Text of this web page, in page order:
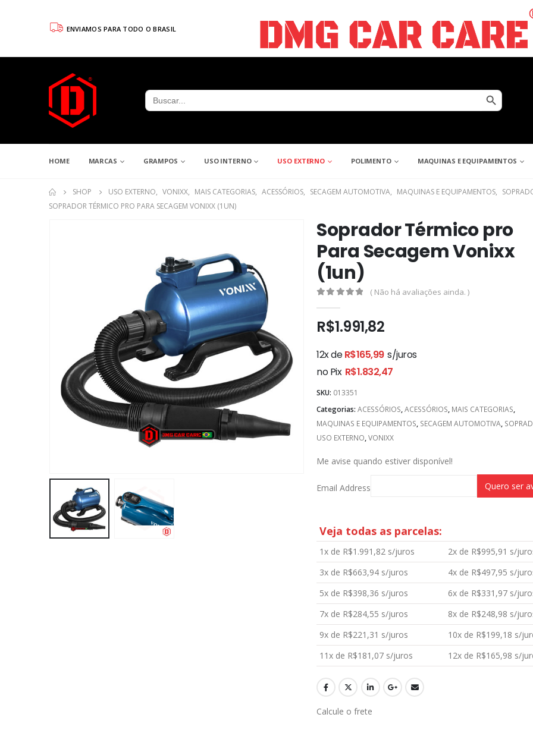
ENVIAMOS PARA TODO O BRASIL
Search
for:
Search Button
HOME MARCAS GRAMPOS USO INTERNO USO EXTERNO POLIMENTO MAQUINAS E EQUIPAMENTOS
SHOP USO EXTERNO, VONIXX, MAIS CATEGORIAS, ACESSÓRIOS, SECAGEM AUTOMOTIVA, MAQUINAS E EQUIPAMENTOS,
SOPRADOR TÉRMICO PRO PARA SECAGEM VONIXX (1UN)
Soprador Térmico pro
Para Secagem Vonixx
(1un)
( Não há avaliações ainda. )
R$1.991,82
12x deR$165,99 s/juros
no Pix R$1.832,47
SKU: 013351
Categorias: ACESSÓRIOS,ACESSÓRIOS, MAIS CATEGORIAS,
MAQUINAS E EQUIPAMENTOS, SECAGEM AUTOMOTIVA,
USO EXTERNO,VONIXX
Me avise quando estiver disponível!
Email Address
Veja todas as parcelas:
1x de R$1.991,82 s/juros 2x de R$995,91 s/
3x de R$663,94 s/juros 4x de R$497,95 s/
5x de R$398,36 s/juros 6x de R$331,97 s/
7x de R$284,55 s/juros 8x de R$248,98 s/
9x de R$221,31 s/juros 10x de R$199,18 s/
11x de R$181,07 s/juros 12x de R$165,98 s/
Calcule o frete
out of 5
R$29,99
Selador Cerâmico Sonax Xtreme Ceramic Spray + Seal (750ml)
R$234,99
0out of 5
R$29,99